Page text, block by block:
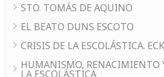
STO. TOMÁS DE AQUINO
EL BEATO DUNS ESCOTO
CRISIS DE LA ESCOLÁSTICA.
HUMANISMO, RENACIMIENTO
LA ESCOLÁSTICA